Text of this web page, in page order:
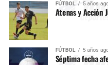
FÚTBOL 5 años
Atenas y Acción
FÚTBOL 5 años
Séptima fecha